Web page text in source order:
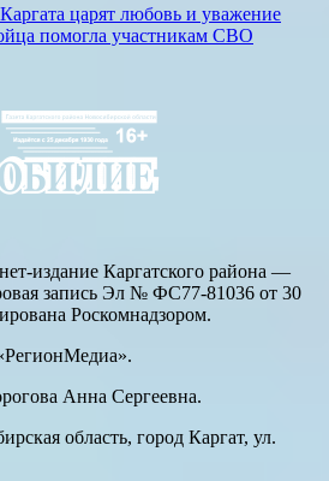
царят любовь и уважение
помогла участникам СВО
издание Каргатского района —
запись Эл № ФС77-81036 от 30
Роскомнадзором.
Анна Сергеевна.
область, город Каргат, ул.